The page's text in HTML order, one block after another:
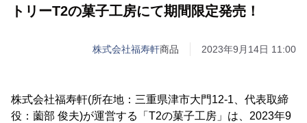
トリーT2の菓子工房にて期間限定発売！
株式会社福寿軒商品 2023年9月14日 11:00
株式会社福寿軒(所在地：三重県津市大門12-1、代表取締
役：薗部 俊夫)が運営する「T2の菓子工房」は、2023年9